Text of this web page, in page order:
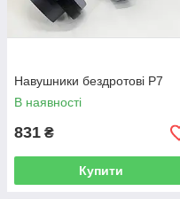
Навушники бездротові P7
В наявності
831 ₴
Купити